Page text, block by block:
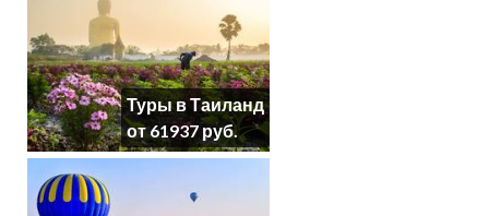
Туры в Таиланд
от 61937 руб.